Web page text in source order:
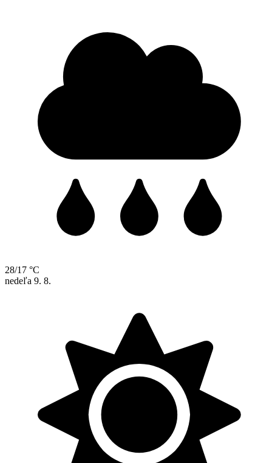
28/17 °C
nedeľa 9. 8.